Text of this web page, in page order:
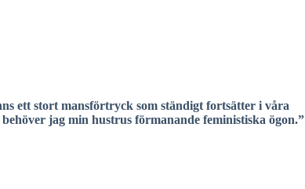
ett stort mansförtryck som ständigt fortsätter i våra
jag min hustrus förmanande feministiska ögon.”